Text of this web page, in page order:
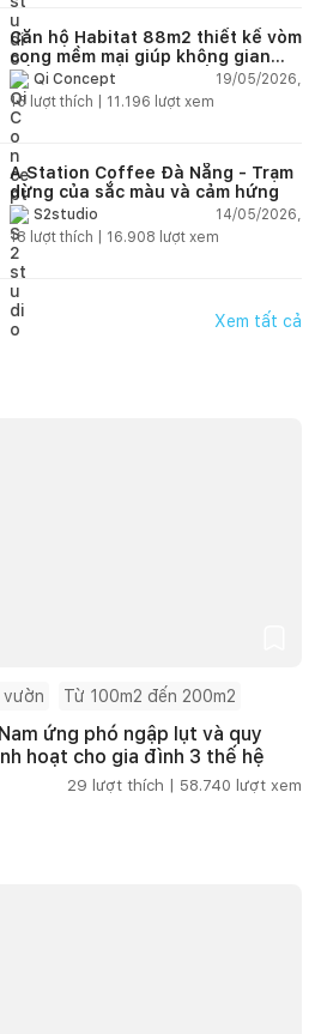
Căn hộ Habitat 88m2 thiết kế vòm
cong mềm mại giúp không gian
sống hiện đại trở nên ấm áp hơn
Qi Concept
19/05/2026,
15 lượt thích | 11.196 lượt xem
A Station Coffee Đà Nẵng - Trạm
dừng của sắc màu và cảm hứng
S2studio
14/05/2026,
18 lượt thích | 16.908 lượt xem
Xem tất cả
vườn Từ 100m2 đến 200m2
ứng phó ngập lụt và quy
hoạt cho gia đình 3 thế hệ
29 lượt thích | 58.740 lượt xem